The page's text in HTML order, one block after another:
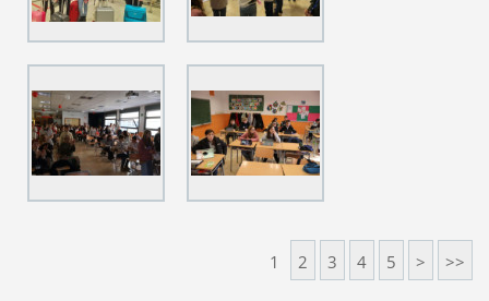
1 2 3 4 5 > >>